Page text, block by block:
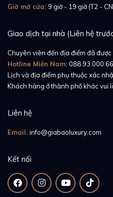
Giờ mở cửa: 9 giờ - 19 giờ (T2 -
Giao dịch tại nhà (Liên hệ
Chuyên viên đến địa điểm đã
Hotline Miền Nam: 088.93.000.66
Lịch và địa điểm phụ thuộc xác
Khách hàng ở thành phố khác vui
Liên hệ
Email: info@giabaoluxury.com
Kết nối